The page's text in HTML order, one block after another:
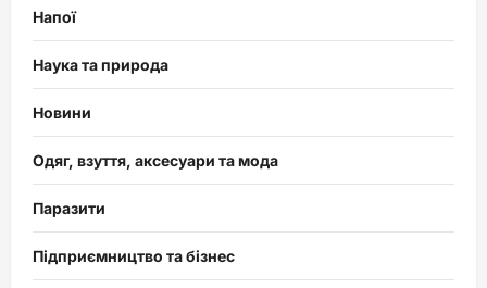
Напої
Наука та природа
Новини
Одяг, взуття, аксесуари та мода
Паразити
Підприємництво та бізнес